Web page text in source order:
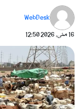
WebDesk
16 مئی, 2026
12:50